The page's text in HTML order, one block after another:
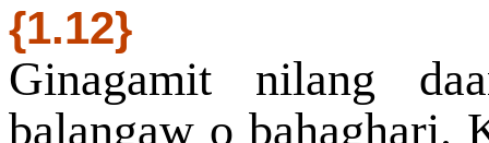
{1.12}
Ginagamit nilang
balangaw o bahaghari.